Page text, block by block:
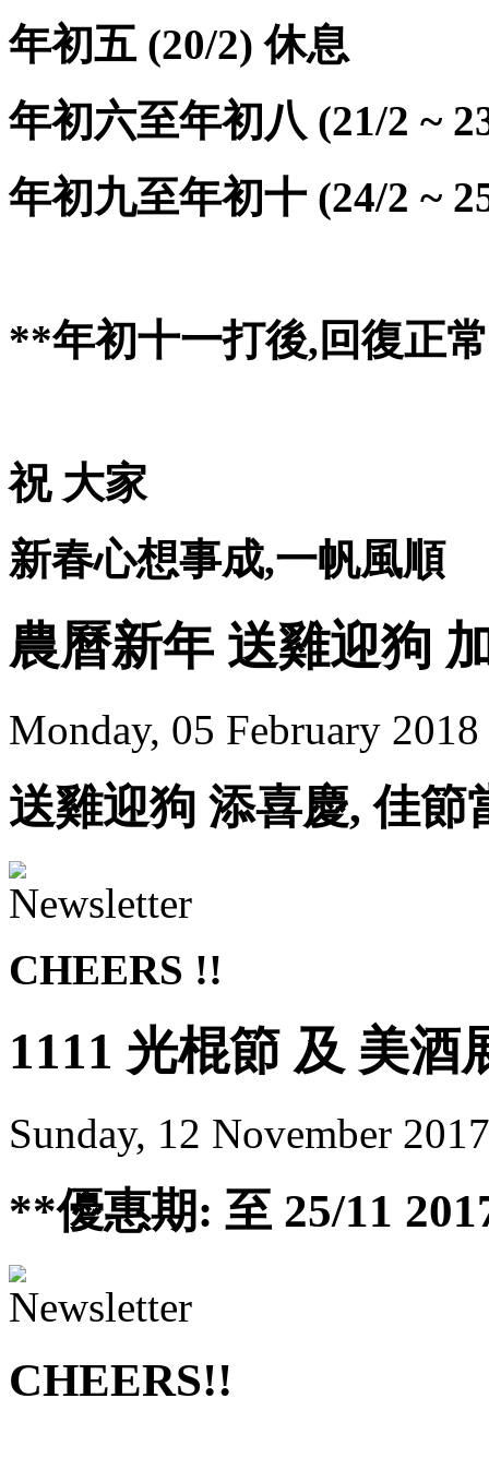
年初五 (20/2)休息
年初六至年初八 (21/2 ~
年初九至年初十 (24/2 ~
**年初十一打後,回復正
祝 大家
新春心想事成,一帆風順
農曆新年 送雞迎狗
Monday, 05 February
送雞迎狗 添喜慶, 佳節
CHEERS !!
1111 光棍節 及 美酒
Sunday, 12 November
**優惠期: 至 25/11
CHEERS!!